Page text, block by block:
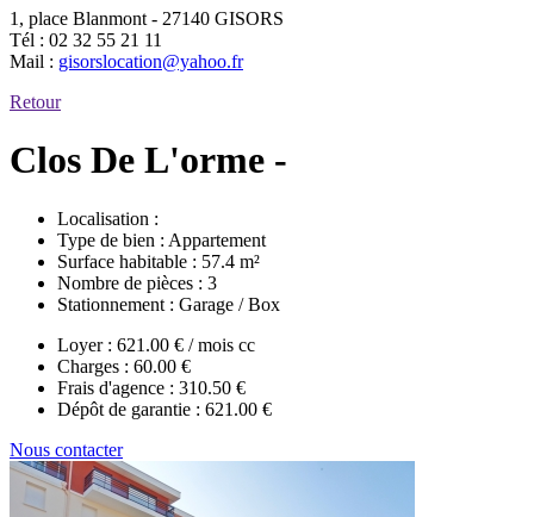
1, place Blanmont - 27140 GISORS
Tél : 02 32 55 21 11
Mail : gisorslocation@yahoo.fr
Retour
Clos De L'orme -
Localisation :
Type de bien : Appartement
Surface habitable : 57.4 m²
Nombre de pièces : 3
Stationnement : Garage / Box
Loyer : 621.00 € / mois cc
Charges : 60.00 €
Frais d'agence : 310.50 €
Dépôt de garantie : 621.00 €
Nous contacter